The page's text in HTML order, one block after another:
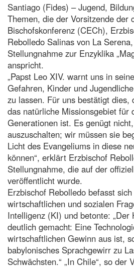
Santiago (Fides) – Jugend,
Themen, die der Vorsitzende der
Bischofskonferenz (CECh),
Rebolledo Salinas von La
Stellungnahme zur Enzyklika
anspricht.
„Papst Leo XIV. warnt uns in
Gefahren, Kinder und
zu lassen. Für uns bestätigt dies,
das natürliche Missionsgebiet für
Generationen ist. Es genügt
auszuschalten; wir müssen sie
Licht des Evangeliums in diese
können“, erklärt Erzbischof
Stellungnahme, die auf der
veröffentlicht wurde.
Erzbischof Rebolledo befasst
wirtschaftlichen und sozialen
Intelligenz (KI) und betonte: „Der
deutlich gemacht: Eine
wirtschaftlichen Gewinn aus ist,
babylonisches Sprachgewirr zu
Schwächsten.“ „In Chile“, so der